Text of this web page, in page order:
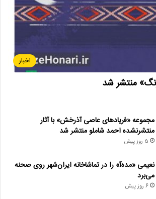
اخبار
منتشر شد
مجموعه «فریادهای عاصی آذرخش» با آثار
منتشرنشده احمد شاملو منتشر شد
5 روز پیش
نعیمی «مده‌آ» را در تماشاخانه ایران‌شهر روی صحنه
می‌برد
6 روز پیش